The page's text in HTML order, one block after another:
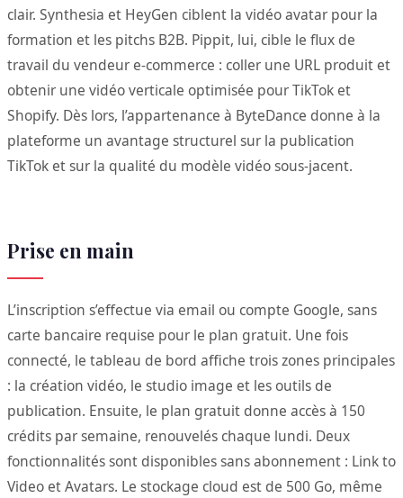
clair. Synthesia et HeyGen ciblent la vidéo avatar pour la
formation et les pitchs B2B. Pippit, lui, cible le flux de
travail du vendeur e-commerce : coller une URL produit et
obtenir une vidéo verticale optimisée pour TikTok et
Shopify. Dès lors, l’appartenance à ByteDance donne à la
plateforme un avantage structurel sur la publication
TikTok et sur la qualité du modèle vidéo sous-jacent.
Prise en main
L’inscription s’effectue via email ou compte Google, sans
carte bancaire requise pour le plan gratuit. Une fois
connecté, le tableau de bord affiche trois zones principales
: la création vidéo, le studio image et les outils de
publication. Ensuite, le plan gratuit donne accès à 150
crédits par semaine, renouvelés chaque lundi. Deux
fonctionnalités sont disponibles sans abonnement : Link to
Video et Avatars. Le stockage cloud est de 500 Go, même